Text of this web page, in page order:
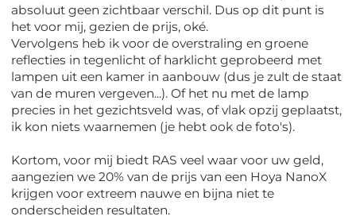
absoluut geen zichtbaar verschil. Dus op dit punt is
het voor mij, gezien de prijs, oké.
Vervolgens heb ik voor de overstraling en groene
reflecties in tegenlicht of harklicht geprobeerd met
lampen uit een kamer in aanbouw (dus je zult de staat
van de muren vergeven...). Of het nu met de lamp
precies in het gezichtsveld was, of vlak opzij geplaatst,
ik kon niets waarnemen (je hebt ook de foto's).
Kortom, voor mij biedt RAS veel waar voor uw geld,
aangezien we 20% van de prijs van een Hoya NanoX
krijgen voor extreem nauwe en bijna niet te
onderscheiden resultaten.